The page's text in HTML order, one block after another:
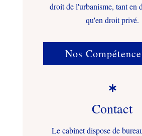
droit de l'urbanisme, tant en
qu'en droit privé.
Nos

Contact
Le cabinet dispose de